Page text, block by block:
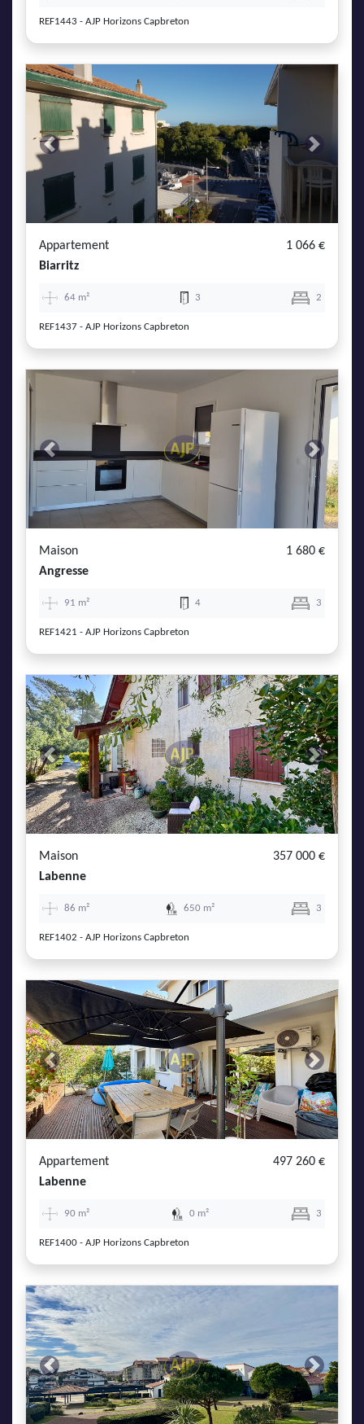
REF1443 - AJP Horizons Capbreton
Previous Next
Appartement
1 066 €
Biarritz
64 m² 3 2
REF1437 - AJP Horizons Capbreton
Previous Next
Maison
1 680 €
Angresse
91 m² 4 3
REF1421 - AJP Horizons Capbreton
Previous Next
Maison
357 000 €
Labenne
86 m² 650 m² 3
REF1402 - AJP Horizons Capbreton
Previous Next
Appartement
497 260 €
Labenne
90 m² 0 m² 3
REF1400 - AJP Horizons Capbreton
Previous Next